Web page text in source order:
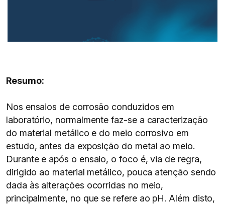
Resumo:
Nos ensaios de corrosão conduzidos em
laboratório, normalmente faz-se a caracterização
do material metálico e do meio corrosivo em
estudo, antes da exposição do metal ao meio.
Durante e após o ensaio, o foco é, via de regra,
dirigido ao material metálico, pouca atenção sendo
dada às alterações ocorridas no meio,
principalmente, no que se refere ao pH. Além disto,